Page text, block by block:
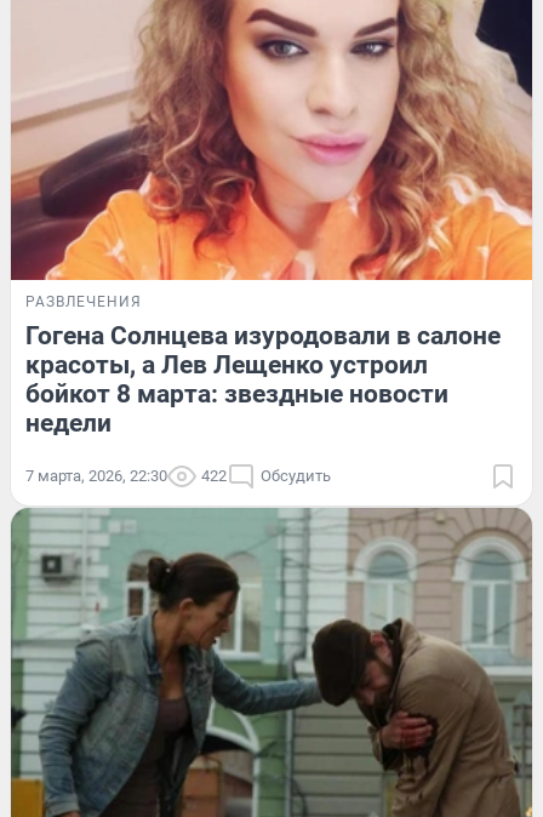
РАЗВЛЕЧЕНИЯ
Гогена Солнцева изуродовали в салоне
красоты, а Лев Лещенко устроил
бойкот 8 марта: звездные новости
недели
7 марта, 2026, 22:30 422 Обсудить